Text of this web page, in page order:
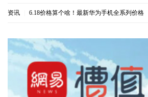
资讯 6.18价格算个啥！最新华为手机全系列价格